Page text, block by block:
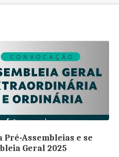
Pré-Assembleias e se
Geral 2025